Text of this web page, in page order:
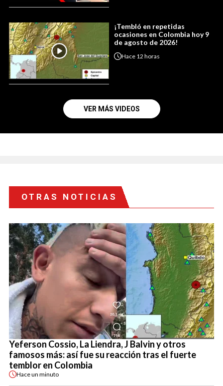
¡Tembló en repetidas
ocasiones en Colombia hoy 9
de agosto de 2026!
Hace 12 horas
VER MÁS VIDEOS
OTRAS NOTICIAS
Yeferson Cossio, La Liendra, J Balvin y otros
famosos más: así fue su reacción tras el fuerte
temblor en Colombia
Haceun minuto